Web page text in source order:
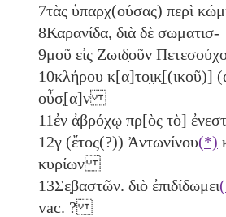
7τὰς ὑπαρχ(ούσας) περὶ
8Καρανίδα, διὰ δὲ σωματισ-
9μοῦ εἰς Ζωιδ̣οῦν
10κλήρου κ[α]το̣ι̣κ̣[(ικοῦ)]
οὖσ̣[α]ν
11ἐν ἀβρόχῳ πρ[ὸς τὸ]
12γ (ἔτος(?)) Ἀντωνίνου(*)
κυρίων
13Σε̣βαστῶν. διὸ ἐπιδίδωμει
vac. ?